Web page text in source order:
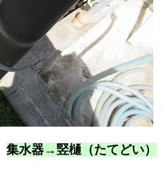
集水器→竪樋（たてどい）